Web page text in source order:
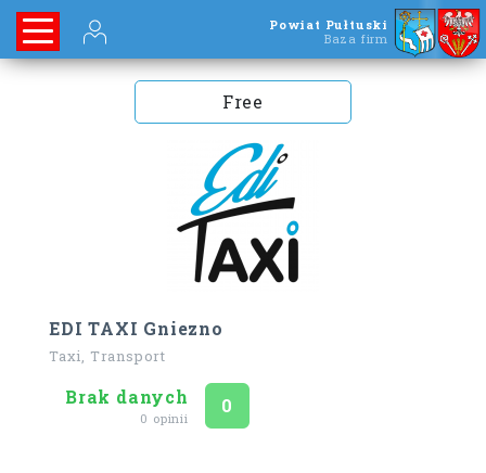
Powiat Pułtuski
Baza firm
Free
EDI TAXI Gniezno
Taxi, Transport
Brak danych
0 opinii
Ocena
0